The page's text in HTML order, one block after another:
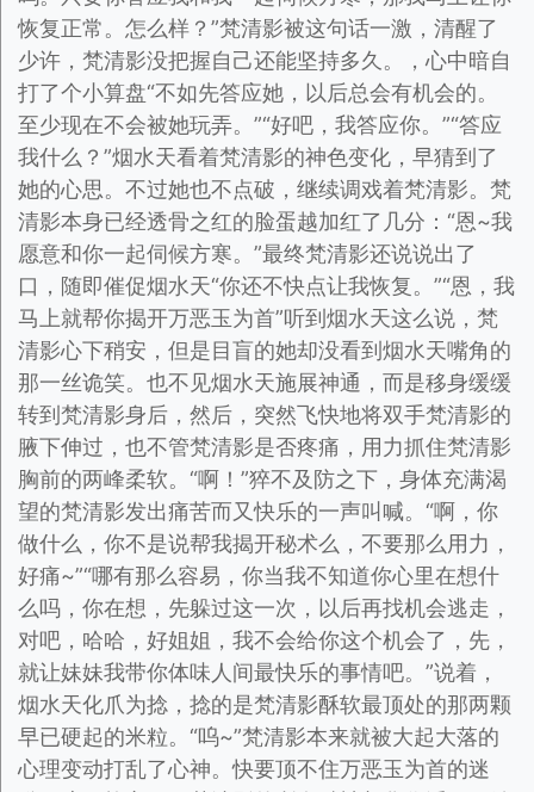
恢复正常。怎么样？”梵清影被这句话一激，清醒了
少许，梵清影没把握自己还能坚持多久。，心中暗自
打了个小算盘“不如先答应她，以后总会有机会的。
至少现在不会被她玩弄。”“好吧，我答应你。”“答应
我什么？”烟水天看着梵清影的神色变化，早猜到了
她的心思。不过她也不点破，继续调戏着梵清影。梵
清影本身已经透骨之红的脸蛋越加红了几分：“恩~我
愿意和你一起伺候方寒。”最终梵清影还说说出了
口，随即催促烟水天“你还不快点让我恢复。”“恩，我
马上就帮你揭开万恶玉为首”听到烟水天这么说，梵
清影心下稍安，但是目盲的她却没看到烟水天嘴角的
那一丝诡笑。也不见烟水天施展神通，而是移身缓缓
转到梵清影身后，然后，突然飞快地将双手梵清影的
腋下伸过，也不管梵清影是否疼痛，用力抓住梵清影
胸前的两峰柔软。“啊！”猝不及防之下，身体充满渴
望的梵清影发出痛苦而又快乐的一声叫喊。“啊，你
做什么，你不是说帮我揭开秘术么，不要那么用力，
好痛~”“哪有那么容易，你当我不知道你心里在想什
么吗，你在想，先躲过这一次，以后再找机会逃走，
对吧，哈哈，好姐姐，我不会给你这个机会了，先，
就让妹妹我带你体味人间最快乐的事情吧。”说着，
烟水天化爪为捻，捻的是梵清影酥软最顶处的那两颗
早已硬起的米粒。“呜~”梵清影本来就被大起大落的
心理变动打乱了心神。快要顶不住万恶玉为首的迷